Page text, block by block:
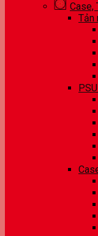
Case,
Tản